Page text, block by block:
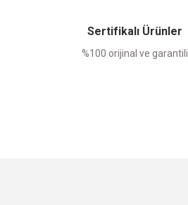
Sertifikalı Ürünler
%100 orijinal ve garantili